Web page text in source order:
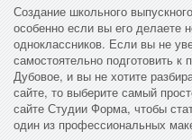
Создание школьного
особенно если вы его делаете
одноклассников. Если вы не
самостоятельно подготовить к
Дубовое, и вы не хотите
сайте, то выберите самый
сайте Студии Форма, чтобы
один из профессиональных